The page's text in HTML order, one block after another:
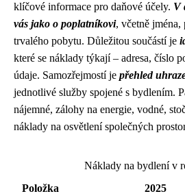
klíčové informace pro daňové účely. V
vás jako o poplatníkovi, včetně jména,
trvalého pobytu. Důležitou součástí je
které se náklady týkají – adresa, číslo
údaje. Samozřejmostí je přehled
jednotlivé služby spojené s bydlením.
nájemné, zálohy na energie, vodné,
náklady na osvětlení společných
Náklady na bydlení v
Položka
2025